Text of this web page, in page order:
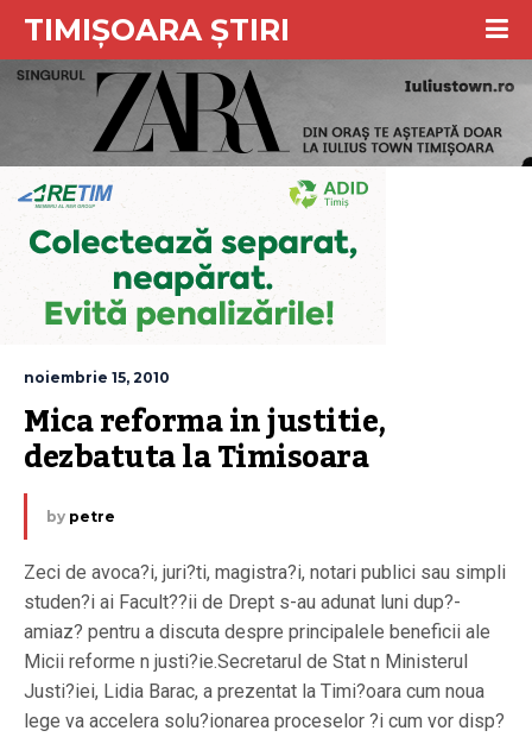
TIMIȘOARA ȘTIRI
noiembrie 15, 2010
Mica reforma in justitie,
dezbatuta la Timisoara
by petre
Zeci de avoca?i, juri?ti, magistra?i, notari publici sau simpli
studen?i ai Facult??ii de Drept s-au adunat luni dup?-
amiaz? pentru a discuta despre principalele beneficii ale
Micii reforme n justi?ie.Secretarul de Stat n Ministerul
Justi?iei, Lidia Barac, a prezentat la Timi?oara cum noua
lege va accelera solu?ionarea proceselor ?i cum vor disp?